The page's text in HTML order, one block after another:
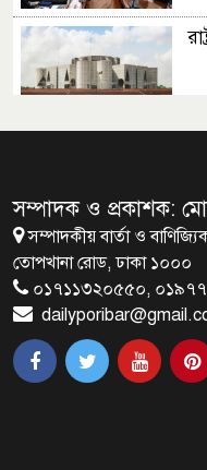
সম্পাদক ও প্রকাশক:
সম্পাদকীয় বার্তা ও
তোপখানা রোড, ঢাকা ১০০০
০১৭১১৩২০৫৫০,